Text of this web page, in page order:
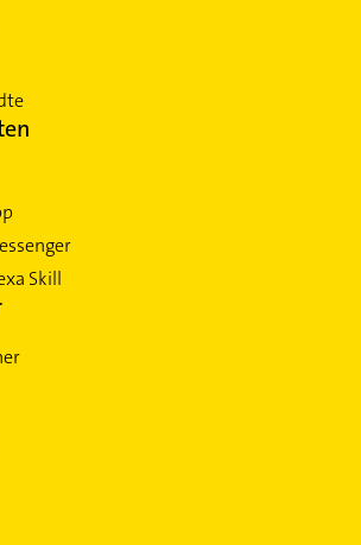
Skill